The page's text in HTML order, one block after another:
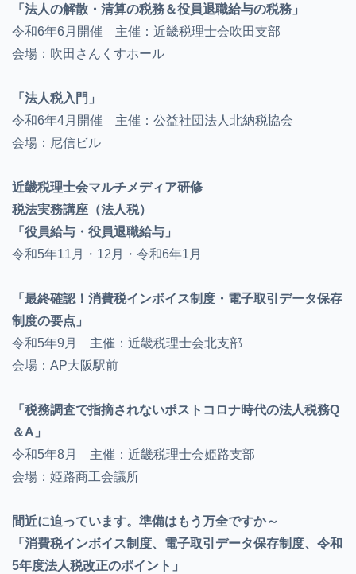
「法人の解散・清算の税務＆役員退職給与の税務」
令和6年6月開催 主催：近畿税理士会吹田支部
会場：吹田さんくすホール
「法人税入門」
令和6年4月開催 主催：公益社団法人北納税協会
会場：尼信ビル
近畿税理士会マルチメディア研修
税法実務講座（法人税）
「役員給与・役員退職給与」
令和5年11月・12月・令和6年1月
「最終確認！消費税インボイス制度・電子取引データ保存
制度の要点」
令和5年9月 主催：近畿税理士会北支部
会場：AP大阪駅前
「税務調査で指摘されないポストコロナ時代の法人税務Q
＆A」
令和5年8月 主催：近畿税理士会姫路支部
会場：姫路商工会議所
間近に迫っています。準備はもう万全ですか～
「消費税インボイス制度、電子取引データ保存制度、令和
5年度法人税改正のポイント」